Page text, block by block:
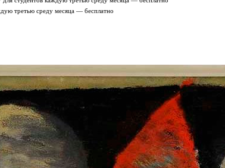
третью среду месяца — бесплатно